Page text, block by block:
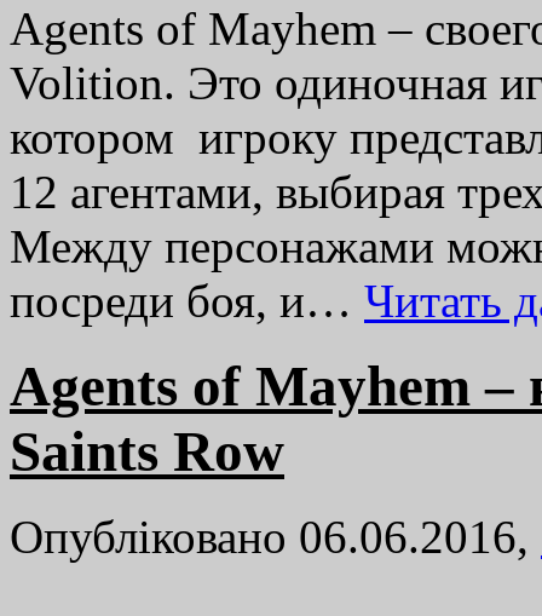
Agents of Mayhem –
Volition. Это одиночная
котором игроку
12 агентами, выбирая
Между персонажами
посреди боя, и… Читать
Agents of Mayhem –
Saints Row
Опубліковано 06.06.2016,